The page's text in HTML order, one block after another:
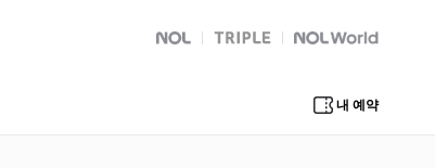
NOL
트리플 Global Interpark
내 예약